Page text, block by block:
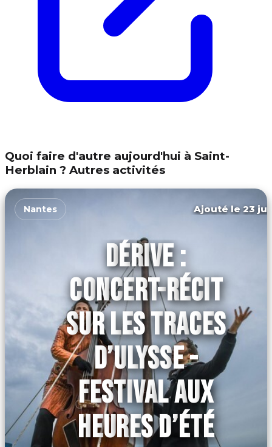
Quoi faire d'autre aujourd'hui à Saint-
Herblain ? Autres activités
Nantes Ajouté le 23
DÉRIVE :
CONCERT-RÉCIT
SUR LES TRACES
D’ULYSSE -
FESTIVAL AUX
HEURES D’ÉTÉ